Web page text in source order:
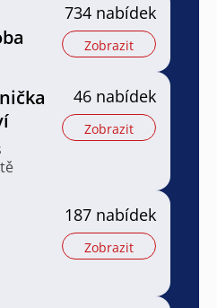
734 nabídek
Zobrazit
46 nabídek
Zobrazit
187 nabídek
Zobrazit